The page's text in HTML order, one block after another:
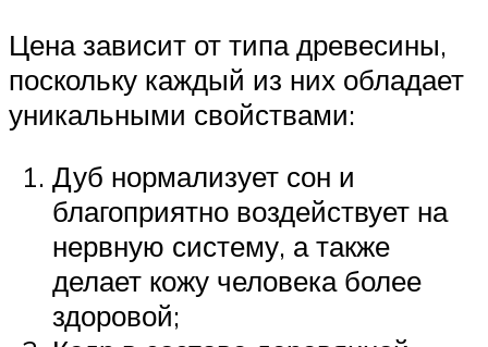
Цена зависит от типа древесины,
поскольку каждый из них обладает
уникальными свойствами:
Дуб нормализует сон и
благоприятно воздействует на
нервную систему, а также
делает кожу человека более
здоровой;